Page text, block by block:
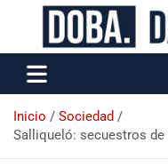
Data Oeste
Inicio
Sociedad
Salliqueló: secuestros